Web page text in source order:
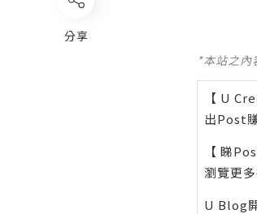
分享
*本站之內
【 U
出Post
【 睇
瀏覽更
U Blog